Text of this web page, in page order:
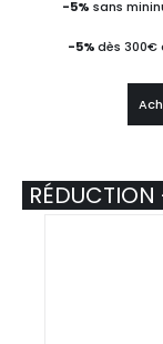
-5% sans
-5%dès 300€